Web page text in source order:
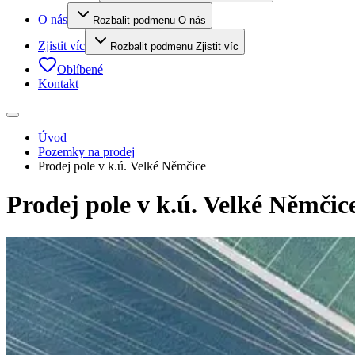
O nás Rozbalit podmenu O nás
Zjistit víc Rozbalit podmenu Zjistit víc
Oblíbené
Kontakt
Úvod
Pozemky na prodej
Prodej pole v k.ú. Velké Němčice
Prodej pole v k.ú. Velké